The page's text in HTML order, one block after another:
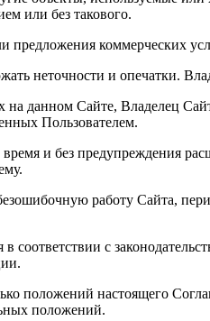
или без такового.
предложения коммерческих
неточности и опечатки.
данном Сайте, Владелец
Пользователем.
и без предупреждения
работу Сайта,
соответствии с
положений настоящего
положений.